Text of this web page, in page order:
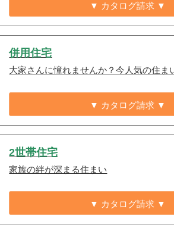
▼ カタログ請求 ▼
併用住宅
大家さんに憧れませんか？今人気の住ま
▼ カタログ請求 ▼
2世帯住宅
家族の絆が深まる住まい
▼ カタログ請求 ▼